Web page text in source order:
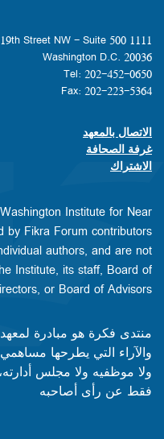
1111 19th Street NW - Suite 500
Washington D.C. 20036
Tel: 202-452-0650
Fax: 202-223-5364
contact links
الاتصال بالمعهد
غرفة الصحافة
الاشتراك
Institute for Near
by Fikra Forum contributors
authors, and are not
Institute, its staff, Board of
or Board of Advisors.​​
منتدى فكرة هو مبادرة
والآراء التي يطرحها
ولا موظفيه ولا مجلس
فقط عن رأى أصاحبه